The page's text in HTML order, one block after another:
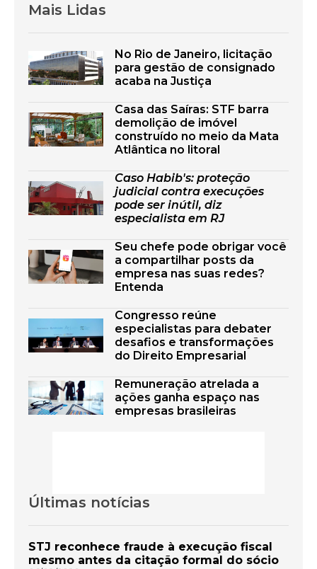
Mais Lidas
No Rio de Janeiro, licitação
para gestão de consignado
acaba na Justiça
Casa das Saíras: STF barra
demolição de imóvel
construído no meio da Mata
Atlântica no litoral
Caso Habib's: proteção
judicial contra execuções
pode ser inútil, diz
especialista em RJ
Seu chefe pode obrigar você
a compartilhar posts da
empresa nas suas redes?
Entenda
Congresso reúne
especialistas para debater
desafios e transformações
do Direito Empresarial
Remuneração atrelada a
ações ganha espaço nas
empresas brasileiras
Últimas notícias
STJ reconhece fraude à execução fiscal
mesmo antes da citação formal do sócio